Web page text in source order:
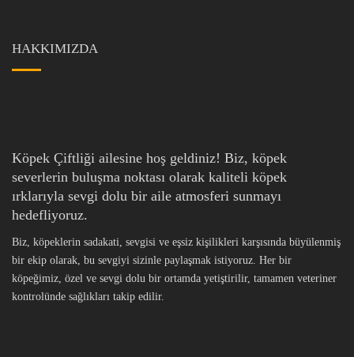
HAKKIMIZDA
Köpek Çiftliği ailesine hoş geldiniz! Biz, köpek
severlerin buluşma noktası olarak kaliteli köpek
ırklarıyla sevgi dolu bir aile atmosferi sunmayı
hedefliyoruz.
Biz, köpeklerin sadakati, sevgisi ve eşsiz kişilikleri karşısında büyülenmiş
bir ekip olarak, bu sevgiyi sizinle paylaşmak istiyoruz. Her bir
köpeğimiz, özel ve sevgi dolu bir ortamda yetiştirilir, tamamen veteriner
kontrolünde sağlıkları takip edilir.